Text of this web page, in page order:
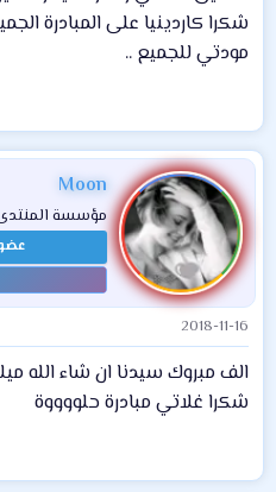
شكرا كاردينيا على المبادرة
مودتي للجميع ..
Moon
مؤسسة المنتدى
2018-11-16
الف مبروك سيدنا ان شاء الله
شكرا غلاتي مبادرة حلووووة